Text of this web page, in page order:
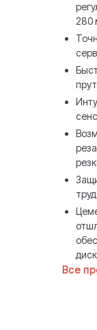
280
Все